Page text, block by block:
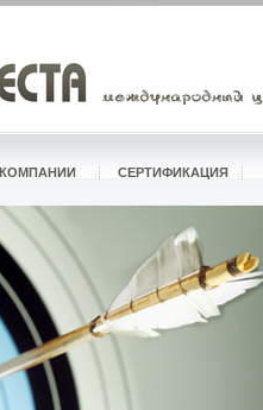
СЕРТИФИКАЦИЯ